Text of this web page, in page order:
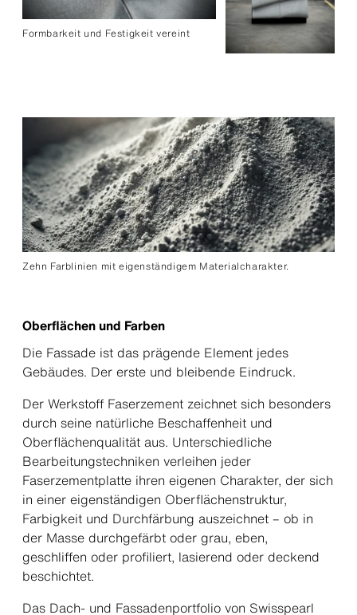
Formbarkeit und Festigkeit vereint
Zehn Farblinien mit eigenständigem Materialcharakter.
Oberflächen und Farben
Die Fassade ist das prägende Element jedes
Gebäudes. Der erste und bleibende Eindruck.
Der Werkstoff Faserzement zeichnet sich besonders
durch seine natürliche Beschaffenheit und
Oberflächenqualität aus. Unterschiedliche
Bearbeitungstechniken verleihen jeder
Faserzementplatte ihren eigenen Charakter, der sich
in einer eigenständigen Oberflächenstruktur,
Farbigkeit und Durchfärbung auszeichnet – ob in
der Masse durchgefärbt oder grau, eben,
geschliffen oder profiliert, lasierend oder deckend
beschichtet.
Das Dach- und Fassadenportfolio von Swisspearl